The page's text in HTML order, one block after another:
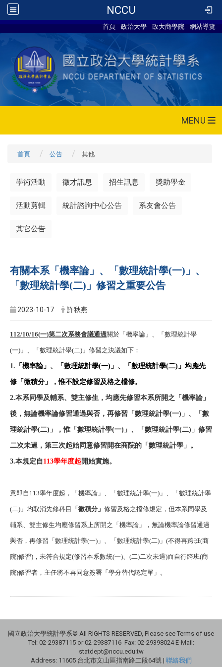
NCCU
首頁 政治大學 政大商學院 網站導覽
MENU
首頁 公告 其他
學術活動 徵才訊息 招生訊息 獎助學金
活動剪輯 統計諮詢中心公告 系友會公告
其它公告
有關本系「機率論」、「數理統計學(一)」、
「數理統計學(二)」修習之重要公告
2023-10-17 許秋燕
112/10/16(一)第二次系務會議通過關於「機率論」、「數理統計學
(一) 」、「數理統計學(二) 」修習之決議如下：
1. 「機率論」、「數理統計學(一)」、「數理統計學(二)」均應先
修「微積分」，惟不設定修習及格之檔修。
2.本系同學及輔系、雙主修生，均應先修習本系所開之「機率論」
後，無論機率論修習通過與否，再修習「數理統計學(一) 」、「數
理統計學(二) 」，惟「數理統計學(一) 」、「數理統計學(二) 」修習
二次未過，第三次起始同意修習開在商院的「數理統計學」。
3.本規定自 113學年度起 開始實施。
意即自 113學年度起，「機率論」、「數理統計學(一) 」、「數理統計學
(二) 」均取消先修科目 「微積分」 修習及格之擋修規定，但本系同學及
輔系、雙主修生均應修習系上所開之「機率論」，無論機率論修習通過
與否，再修習「數理統計學(一) 」、「數理統計學(二) 」(不得再跨班(商
院)修習)，未符合規定(修習本系數統(一)、(二)二次未過)而自行跨班(商
院)修習者，主任將不再同意簽署「學分替代認定單」。
國立政治大學統計學系© All RIGHTS RESERVED, Please see Terms of use
Tel: 02-29387115 or 02-29387116 Fax: 02-29398024 E-Mail:
statdept@nccu.edu.tw
Address: 11605 台北市文山區指南路二段64號 | 聯絡我們